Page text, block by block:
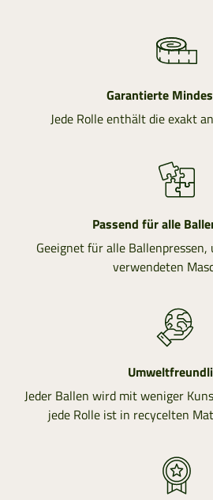
Garantierte
Jede Rolle enthält die exakt
Passend für alle
Geeignet für alle
verwendeten
Jeder Ballen wird mit weniger
jede Rolle ist in recycelten